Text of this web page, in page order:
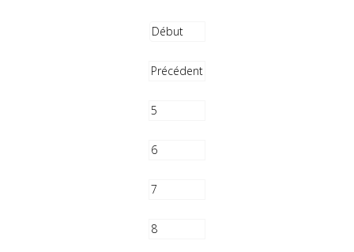
Début
Précédent
5
6
7
8